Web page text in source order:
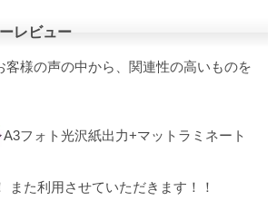
レビュー
客様の声の中から、関連性の高いものを
A3フォト光沢紙出力+マットラミネート
また利用させていただきます！！